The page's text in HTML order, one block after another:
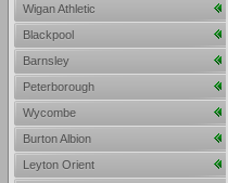
Wigan Athletic
Blackpool
Barnsley
Peterborough
Wycombe
Burton Albion
Leyton Orient